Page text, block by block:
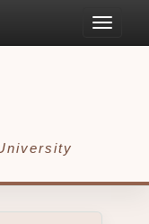
Toggle